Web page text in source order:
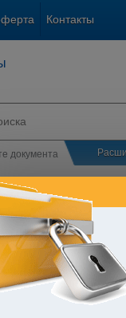
Контакты
документа
государственно-
Республики